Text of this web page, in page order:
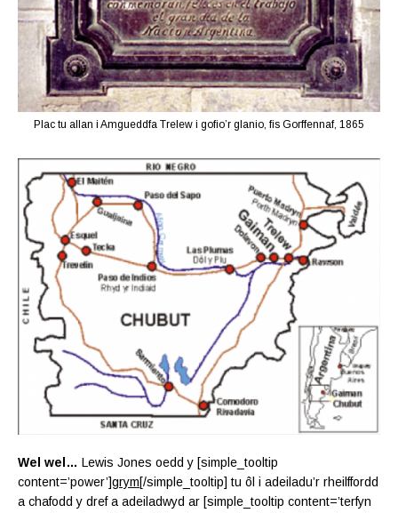
Plac tu allan i Amgueddfa Trelew i gofio’r glanio, fis Gorffennaf, 1865
Wel wel… Lewis Jones oedd y [simple_tooltip
content=’power’]grym[/simple_tooltip] tu ôl i adeiladu’r rheilffordd
a chafodd y dref a adeiladwyd ar [simple_tooltip content=’terfyn